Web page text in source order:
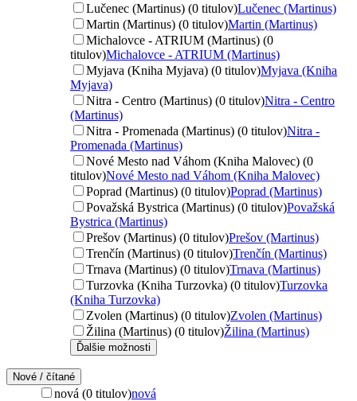
Lučenec (Martinus) (0 titulov)Lučenec (Martinus)
Martin (Martinus) (0 titulov)Martin (Martinus)
Michalovce - ATRIUM (Martinus) (0
titulov)Michalovce - ATRIUM (Martinus)
Myjava (Kniha Myjava) (0 titulov)Myjava (Kniha
Myjava)
Nitra - Centro (Martinus) (0 titulov)Nitra - Centro
(Martinus)
Nitra - Promenada (Martinus) (0 titulov)Nitra -
Promenada (Martinus)
Nové Mesto nad Váhom (Kniha Malovec) (0
titulov)Nové Mesto nad Váhom (Kniha Malovec)
Poprad (Martinus) (0 titulov)Poprad (Martinus)
Považská Bystrica (Martinus) (0 titulov)Považská
Bystrica (Martinus)
Prešov (Martinus) (0 titulov)Prešov (Martinus)
Trenčín (Martinus) (0 titulov)Trenčín (Martinus)
Trnava (Martinus) (0 titulov)Trnava (Martinus)
Turzovka (Kniha Turzovka) (0 titulov)Turzovka
(Kniha Turzovka)
Zvolen (Martinus) (0 titulov)Zvolen (Martinus)
Žilina (Martinus) (0 titulov)Žilina (Martinus)
Ďalšie možnosti
Nové / čítané
nová (0 titulov)nová